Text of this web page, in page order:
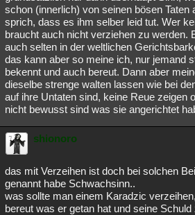
schon (innerlich) von seinen bösen Taten
sprich, dass es ihm selber leid tut. Wer
braucht auch nicht verziehen zu werden.
auch selten in der weltlichen
das kann aber so meine ich, nur jemand
bekennt und auch bereut. Dann aber
dieselbe strenge walten lassen wie bei
auf ihre Untaten sind, keine Reue zeigen
nicht bewusst sind was sie angerichtet
shionoro
das mit Verzeihen ist doch bei solchen
genannt habe Schwachsinn..
was sollte man einem Karadzic
bereut was er getan hat und seine Schuld